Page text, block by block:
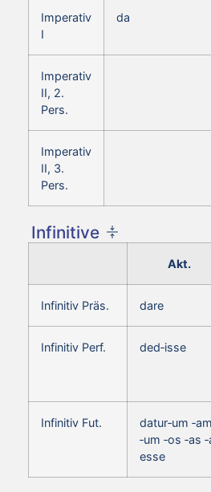
Imperativ
I
da
Imperativ
II, 2.
Pers.
Imperativ
II, 3.
Pers.
Infinitive
Akt.
Infinitiv Präs. dare
Infinitiv Perf. ded‑isse
Infinitiv Fut.
datur‑um ‑am
‑um ‑os ‑as
esse